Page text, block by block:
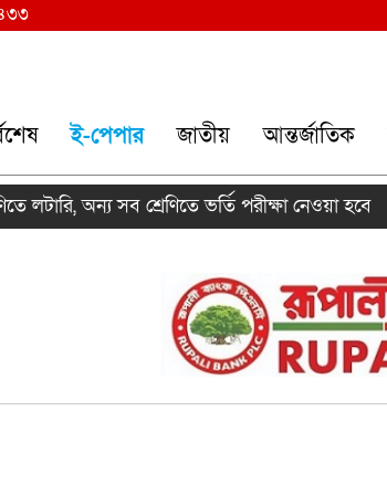
ই-পেপার জাতীয় আন্তর্জাতিক
অন্য সব শ্রেণিতে ভর্তি পরীক্ষা নেওয়া হবে